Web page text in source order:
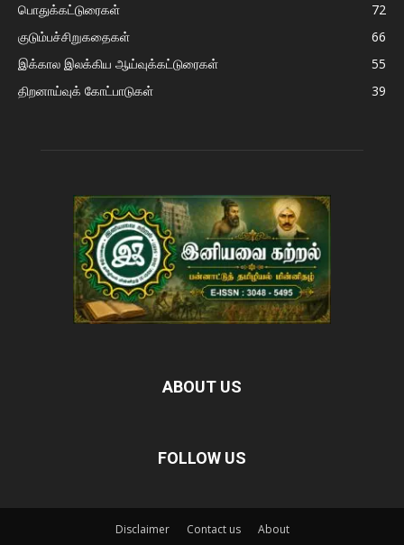
பொதுக்கட்டுரைகள்
72
குடும்பச்சிறுகதைகள்
66
இக்கால இலக்கிய ஆய்வுக்கட்டுரைகள்
55
திறனாய்வுக் கோட்பாடுகள்
39
ABOUT US
FOLLOW US
Disclaimer Contact us About